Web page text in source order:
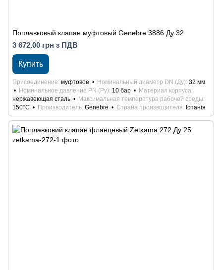
Поплавковый клапан муфтовый Genebre 3886 Ду 32
3 672.00 грн з ПДВ
Купить
Присоединение муфтовое Номинальный диаметр DN (Ду) 32 мм
Номинальное давление PN (Ру) 10 бар
Материал корпуса
нержавеющая сталь
Максимальная температура рабочей среды
150°С
Производитель Genebre Страна производителя Іспанія